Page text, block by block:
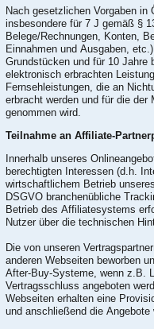
Nach gesetzlichen Vorgaben in
insbesondere für 7 J gemäß §
Belege/Rechnungen, Konten,
Einnahmen und Ausgaben,
Grundstücken und für 10 Jahre
elektronisch erbrachten
Fernsehleistungen, die an
erbracht werden und für die der
genommen wird.
Teilnahme an Affiliate-
Innerhalb unseres
berechtigten Interessen (d.h.
wirtschaftlichem Betrieb
DSGVO branchenübliche
Betrieb des Affiliatesystems
Nutzer über die technischen
Die von unseren
anderen Webseiten beworben
After-Buy-Systeme, wenn z.B.
Vertragsschluss angeboten
Webseiten erhalten eine
und anschließend die Angebote